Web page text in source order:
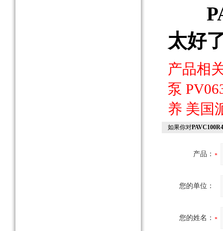
太好
产品相
泵
养 美国
如果你对
产品：
您的单位：
您的姓名：